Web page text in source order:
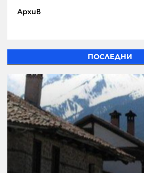
Архив
ПОСЛЕДНИ